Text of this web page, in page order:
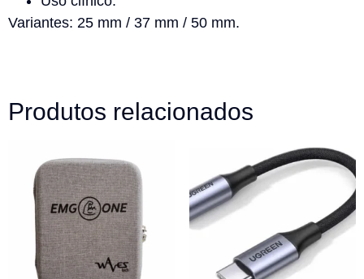
Variantes: 25 mm / 37 mm / 50 mm.
Produtos relacionados